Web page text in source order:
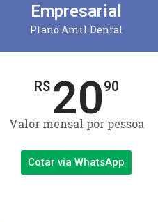
Empresarial
Plano Amil Dental
R$ 2090
Valor mensal por pessoa
Cotar via WhatsApp